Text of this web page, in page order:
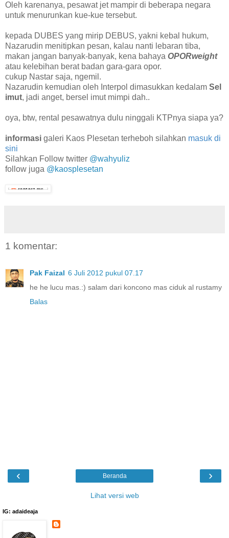
Oleh karenanya, pesawat jet mampir di beberapa negara
untuk menurunkan kue-kue tersebut.
kepada DUBES yang mirip DEBUS, yakni kebal hukum,
Nazarudin menitipkan pesan, kalau nanti lebaran tiba,
makan jangan banyak-banyak, kena bahaya OPORweight
atau kelebihan berat badan gara-gara opor.
cukup Nastar saja, ngemil.
Nazarudin kemudian oleh Interpol dimasukkan kedalam Sel
imut, jadi anget, bersel imut mimpi dah..
oya, btw, rental pesawatnya dulu ninggali KTPnya siapa ya?
informasi galeri Kaos Plesetan terheboh silahkan masuk di
sini
Silahkan Follow twitter @wahyuliz
follow juga @kaosplesetan
1 komentar:
Pak Faizal 6 Juli 2012 pukul 07.17
he he lucu mas.:) salam dari koncono mas ciduk al rustamy
Balas
‹ ›
Beranda
Lihat versi web
IG: adaideaja